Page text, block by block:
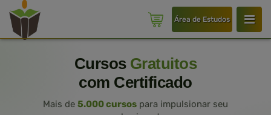
Área de Estudos
Cursos Gratuitos
com Certificado
Mais de 5.000 cursos para impulsionar seu